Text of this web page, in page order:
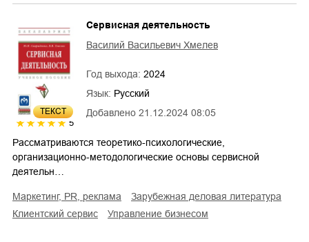
ТЕКСТ
5
Добавлено 21.12.2024 08:05
Сервисная деятельность
Василий Васильевич Хмелев
Год выхода: 2024
Язык: Русский
Рассматриваются теоретико-психологические,
организационно-методологические основы сервисной
деятельн…
маркетинг, PR, реклама
зарубежная деловая литература
клиентский сервис
управление бизнесом